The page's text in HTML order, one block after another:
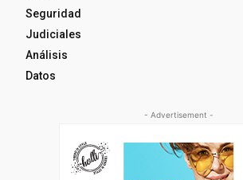
Seguridad
Judiciales
Análisis
Datos
- Advertisement -